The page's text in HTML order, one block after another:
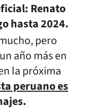
Renato
hasta 2024.
pero
año más en
la próxima
peruano es